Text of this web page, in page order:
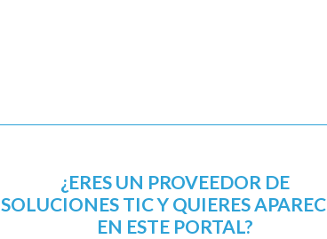
¿ERES UN PROVEEDOR DE
SOLUCIONES TIC Y QUIERES
EN ESTE PORTAL?